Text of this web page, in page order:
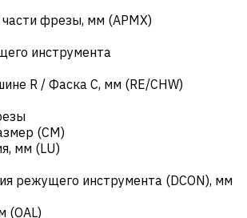
фрезы, мм (APMX)
инструмента
R / Фаска C, мм (RE/CHW)
(CM)
мм (LU)
режущего инструмента (DCON), мм
(OAL)